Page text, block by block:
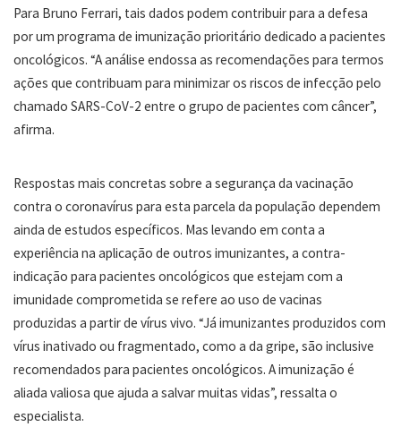
Para Bruno Ferrari, tais dados podem contribuir para a defesa
por um programa de imunização prioritário dedicado a pacientes
oncológicos. “A análise endossa as recomendações para termos
ações que contribuam para minimizar os riscos de infecção pelo
chamado SARS-CoV-2 entre o grupo de pacientes com câncer”,
afirma.
Respostas mais concretas sobre a segurança da vacinação
contra o coronavírus para esta parcela da população dependem
ainda de estudos específicos. Mas levando em conta a
experiência na aplicação de outros imunizantes, a contra-
indicação para pacientes oncológicos que estejam com a
imunidade comprometida se refere ao uso de vacinas
produzidas a partir de vírus vivo. “Já imunizantes produzidos com
vírus inativado ou fragmentado, como a da gripe, são inclusive
recomendados para pacientes oncológicos. A imunização é
aliada valiosa que ajuda a salvar muitas vidas”, ressalta o
especialista.